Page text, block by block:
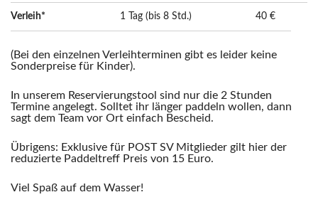
Verleih* 1 Tag (bis 8 Std.) 40 €
(Bei den einzelnen Verleihterminen gibt es leider keine
Sonderpreise für Kinder).
In unserem Reservierungstool sind nur die 2 Stunden
Termine angelegt. Solltet ihr länger paddeln wollen, dann
sagt dem Team vor Ort einfach Bescheid.
Übrigens: Exklusive für POST SV Mitglieder gilt hier der
reduzierte Paddeltreff Preis von 15 Euro.
Viel Spaß auf dem Wasser!